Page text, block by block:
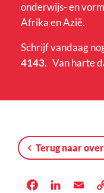
onderwijs- en
Afrika en Azië.
Schrijf vandaag
4143. Van harte
Terug naar
FacebookLinkedIn